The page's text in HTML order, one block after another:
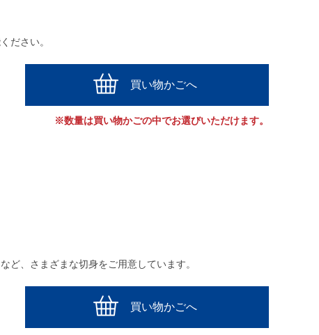
ださい。
買い物かごへ
※数量は買い物かごの中でお選びいただけます。
ど、さまざまな切身をご用意しています。
買い物かごへ